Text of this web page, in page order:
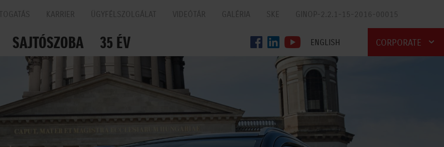
KARRIER ÜGYFÉLSZOLGÁLAT VIDEÓTÁR GALÉRIA SKE GINOP-2.2.1-15-2016-00015
SAJTÓSZOBA
35 ÉV
ENGLISH CORPORATE